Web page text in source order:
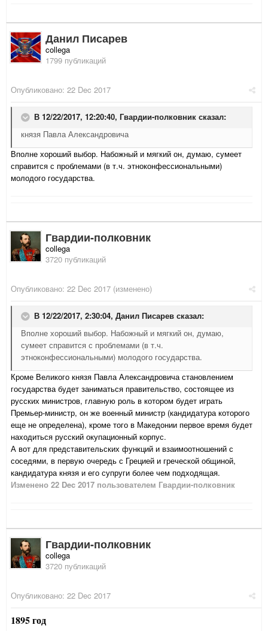
Данил Писарев
collega
1799 публикаций
Опубликовано: 22 Dec 2017
В 12/22/2017, 12:20:40, Гвардии-полковник сказал:
князя Павла Александровича
Вполне хороший выбор. Набожный и мягкий он, думаю, сумеет
справится с проблемами (в т.ч. этноконфессиональными)
молодого государства.
Гвардии-полковник
collega
3720 публикаций
Опубликовано: 22 Dec 2017 (изменено)
В 12/22/2017, 2:30:04, Данил Писарев сказал:
Вполне хороший выбор. Набожный и мягкий он, думаю,
сумеет справится с проблемами (в т.ч.
этноконфессиональными) молодого государства.
Кроме Великого князя Павла Александровича становлением
государства будет заниматься правительство, состоящее из
русских министров, главную роль в котором будет играть
Премьер-министр, он же военный министр (кандидатура которого
еще не определена), кроме того в Македонии первое время будет
находиться русский окупационный корпус.
А вот для представительских функций и взаимоотношений с
соседями, в первую очередь с Грецией и греческой общиной,
кандидатура князя и его супруги более чем подходящая.
Изменено 22 Dec 2017 пользователем Гвардии-полковник
Гвардии-полковник
collega
3720 публикаций
Опубликовано: 22 Dec 2017
1895 год